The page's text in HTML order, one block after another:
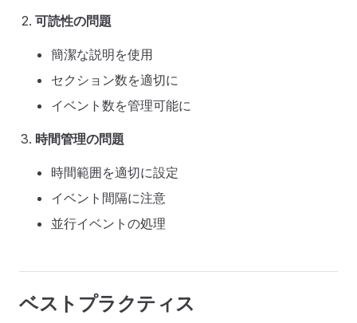
可読性の問題
簡潔な説明を使用
セクション数を適切に
イベント数を管理可能に
時間管理の問題
時間範囲を適切に設定
イベント間隔に注意
並行イベントの処理
ベストプラクティス